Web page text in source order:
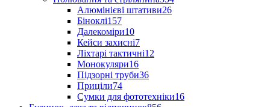
Алюмінієві штативи26
Біноклі157
Далекоміри10
Кейси захисні7
Ліхтарі тактичні12
Монокуляри16
Підзорні труби36
Приціли74
Сумки для фототехніки16